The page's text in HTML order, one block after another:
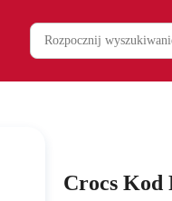
Crocs Kod